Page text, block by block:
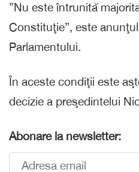
”Nu este întrunită
Constituţie”, este
Parlamentului.
În aceste condiţii este
decizie a preşedintelui
Abonare la newsletter: